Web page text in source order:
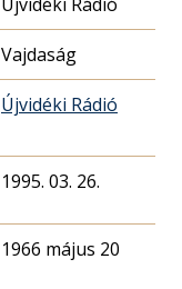
Vajdaság
Újvidéki Rádió
1995. 03. 26.
1966 május 20